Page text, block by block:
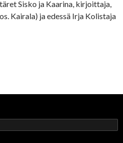
Sisko ja Kaarina, kirjoittaja,
Kairala) ja edessä Irja Kolistaja